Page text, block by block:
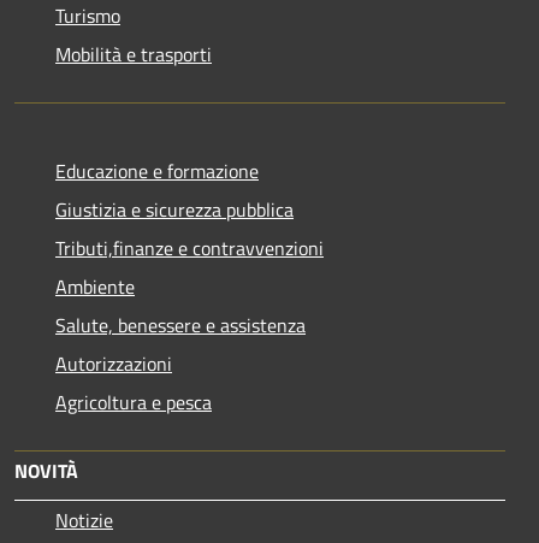
Turismo
Mobilità e trasporti
Educazione e formazione
Giustizia e sicurezza pubblica
Tributi,finanze e contravvenzioni
Ambiente
Salute, benessere e assistenza
Autorizzazioni
Agricoltura e pesca
NOVITÀ
Notizie